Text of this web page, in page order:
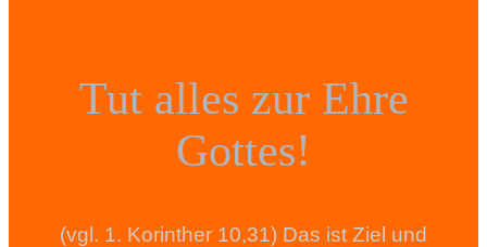
Tut alles zur Ehre
Gottes!
(vgl. 1. Korinther 10,31) Das ist Ziel und